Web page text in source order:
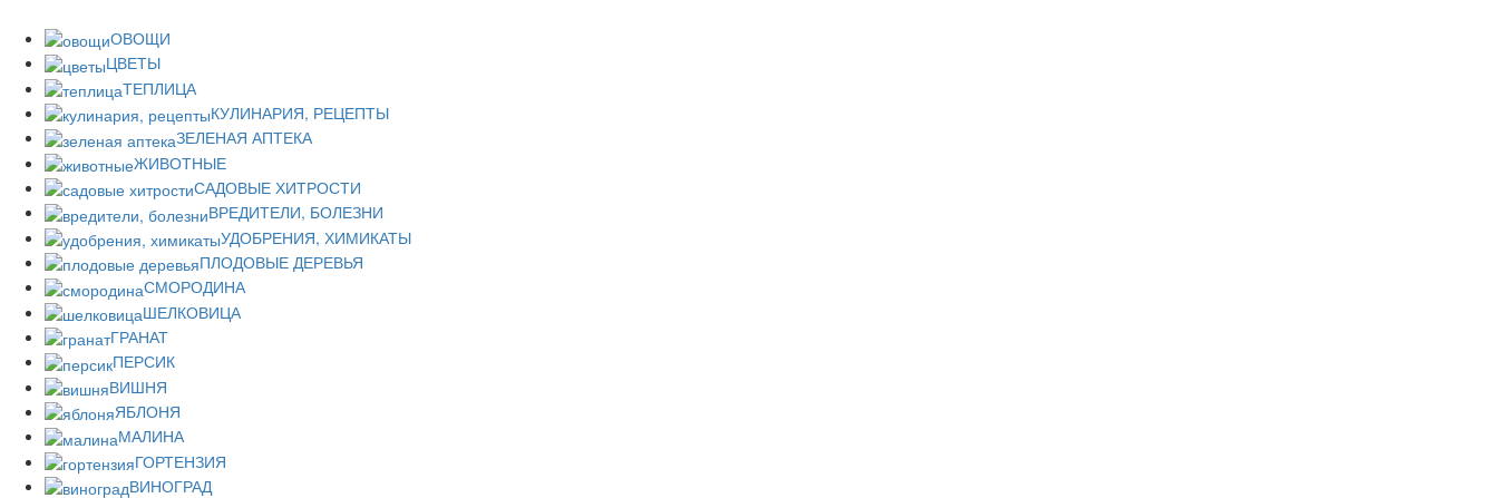
ОВОЩИ
ЦВЕТЫ
ТЕПЛИЦА
КУЛИНАРИЯ, РЕЦЕПТЫ
ЗЕЛЕНАЯ АПТЕКА
ЖИВОТНЫЕ
САДОВЫЕ ХИТРОСТИ
ВРЕДИТЕЛИ, БОЛЕЗНИ
УДОБРЕНИЯ, ХИМИКАТЫ
ПЛОДОВЫЕ ДЕРЕВЬЯ
СМОРОДИНА
ШЕЛКОВИЦА
ГРАНАТ
ПЕРСИК
ВИШНЯ
ЯБЛОНЯ
МАЛИНА
ГОРТЕНЗИЯ
ВИНОГРАД